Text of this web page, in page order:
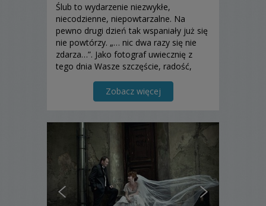
Ślub to wydarzenie niezwykłe,
niecodzienne, niepowtarzalne. Na
pewno drugi dzień tak wspaniały już się
nie powtórzy. „… nic dwa razy się nie
zdarza…”. Jako fotograf uwiecznię z
tego dnia Wasze szczęście, radość,
Zapraszam do zapoznania się z moją
Zobacz więcej